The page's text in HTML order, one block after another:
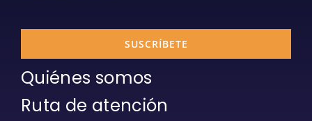
SUSCRÍBETE
Quiénes somos
Ruta de atención